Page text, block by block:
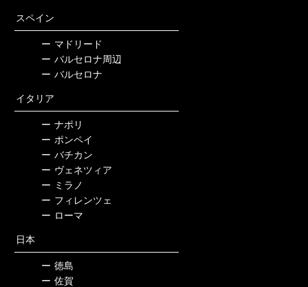
スペイン
ー マドリード
ー バルセロナ周辺
ー バルセロナ
イタリア
ー ナポリ
ー ポンペイ
ー バチカン
ー ヴェネツィア
ー ミラノ
ー フィレンツェ
ー ローマ
日本
ー 徳島
ー 佐賀